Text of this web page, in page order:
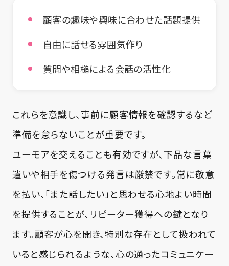
顧客の趣味や興味に合わせた話題提供
自由に話せる雰囲気作り
質問や相槌による会話の活性化
これらを意識し、事前に顧客情報を確認するなど
準備を怠らないことが重要です。
ユーモアを交えることも有効ですが、下品な言葉
遣いや相手を傷つける発言は厳禁です。常に敬意
を払い、「また話したい」と思わせる心地よい時間
を提供することが、リピーター獲得への鍵となり
ます。顧客が心を開き、特別な存在として扱われて
いると感じられるような、心の通ったコミュニケー